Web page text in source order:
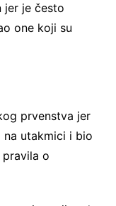
jer je često
one koji su
prvenstva jer
na utakmici i bio
o